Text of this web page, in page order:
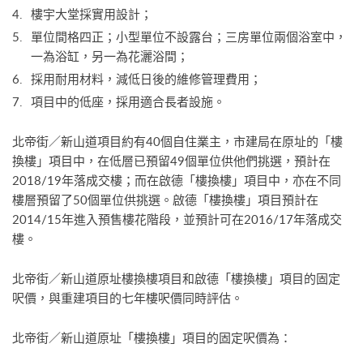
樓宇大堂採實用設計；
單位間格四正；小型單位不設露台；三房單位兩個浴室中，
一為浴缸，另一為花灑浴間；
採用耐用材料，減低日後的維修管理費用；
項目中的低座，採用適合長者設施。
北帝街／新山道項目約有40個自住業主，市建局在原址的「樓
換樓」項目中，在低層已預留49個單位供他們挑選，預計在
2018/19年落成交樓；而在啟德「樓換樓」項目中，亦在不同
樓層預留了50個單位供挑選。啟德「樓換樓」項目預計在
2014/15年進入預售樓花階段，並預計可在2016/17年落成交
樓。
北帝街／新山道原址樓換樓項目和啟德「樓換樓」項目的固定
呎價，與重建項目的七年樓呎價同時評估。
北帝街／新山道原址「樓換樓」項目的固定呎價為：